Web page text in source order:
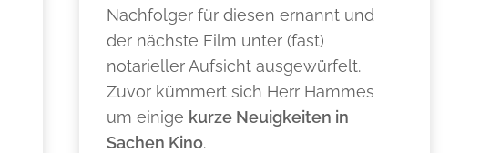
Nachfolger für diesen ernannt und
der nächste Film unter (fast)
notarieller Aufsicht ausgewürfelt.
Zuvor kümmert sich Herr Hammes
um einige kurze Neuigkeiten in
Sachen Kino.